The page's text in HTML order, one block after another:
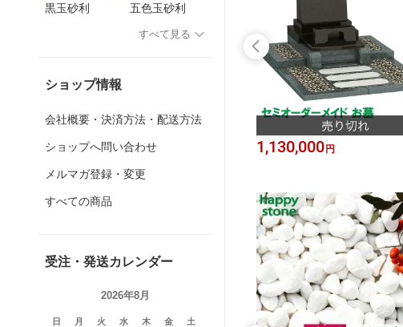
黒玉砂利 五色玉砂利
すべて見る
ショップ情報
会社概要・決済方法・配送方法
ショップへ問い合わせ
メルマガ登録・変更
すべての商品
受注・発送カレンダー
2026年8月
日 月 火 水 木 金 土
15,000円 1,130,000 円